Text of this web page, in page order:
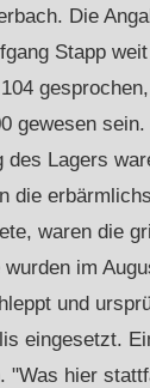
Die
Stapp
gewesen sein.
des Lagers
die
waren die
im
und
eingesetzt.
"Was hier